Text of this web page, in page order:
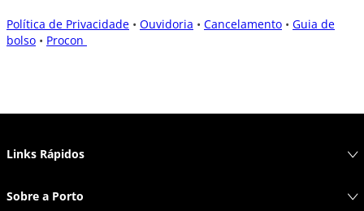
Política de Privacidade • Ouvidoria • Cancelamento • Guia de
bolso • Procon
Links Rápidos
Sobre a Porto